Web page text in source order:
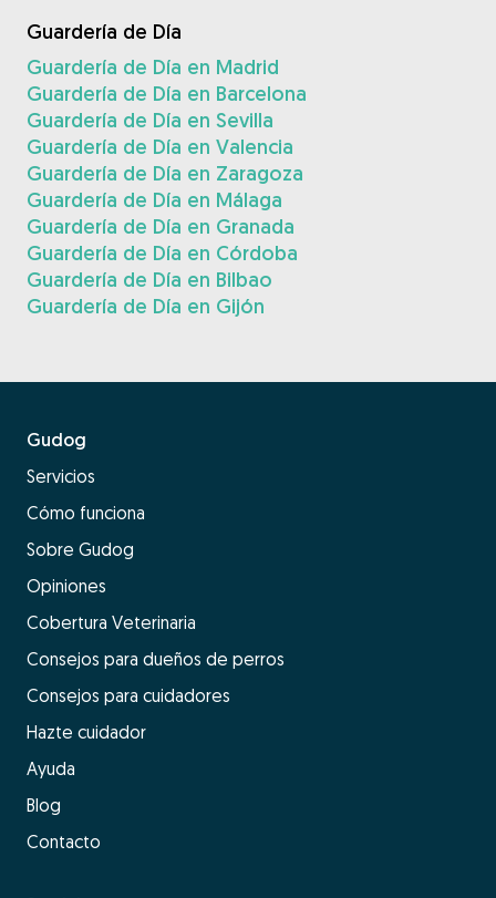
Guardería de Día
Guardería de Día en Madrid
Guardería de Día en Barcelona
Guardería de Día en Sevilla
Guardería de Día en Valencia
Guardería de Día en Zaragoza
Guardería de Día en Málaga
Guardería de Día en Granada
Guardería de Día en Córdoba
Guardería de Día en Bilbao
Guardería de Día en Gijón
Gudog
Servicios
Cómo funciona
Sobre Gudog
Opiniones
Cobertura Veterinaria
Consejos para dueños de perros
Consejos para cuidadores
Hazte cuidador
Ayuda
Blog
Contacto